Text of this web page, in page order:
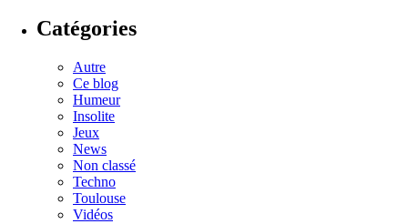
Catégories
Autre
Ce blog
Humeur
Insolite
Jeux
News
Non classé
Techno
Toulouse
Vidéos